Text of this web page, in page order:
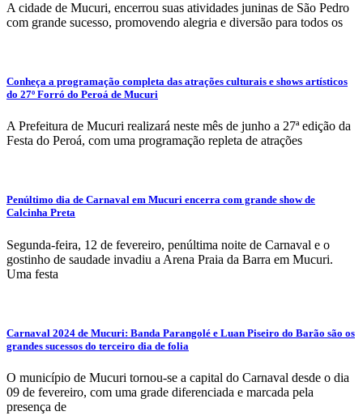
A cidade de Mucuri, encerrou suas atividades juninas de São Pedro
com grande sucesso, promovendo alegria e diversão para todos os
Conheça a programação completa das atrações culturais e shows artísticos
do 27º Forró do Peroá de Mucuri
A Prefeitura de Mucuri realizará neste mês de junho a 27ª edição da
Festa do Peroá, com uma programação repleta de atrações
Penúltimo dia de Carnaval em Mucuri encerra com grande show de
Calcinha Preta
Segunda-feira, 12 de fevereiro, penúltima noite de Carnaval e o
gostinho de saudade invadiu a Arena Praia da Barra em Mucuri.
Uma festa
Carnaval 2024 de Mucuri: Banda Parangolé e Luan Piseiro do Barão são os
grandes sucessos do terceiro dia de folia
O município de Mucuri tornou-se a capital do Carnaval desde o dia
09 de fevereiro, com uma grade diferenciada e marcada pela
presença de